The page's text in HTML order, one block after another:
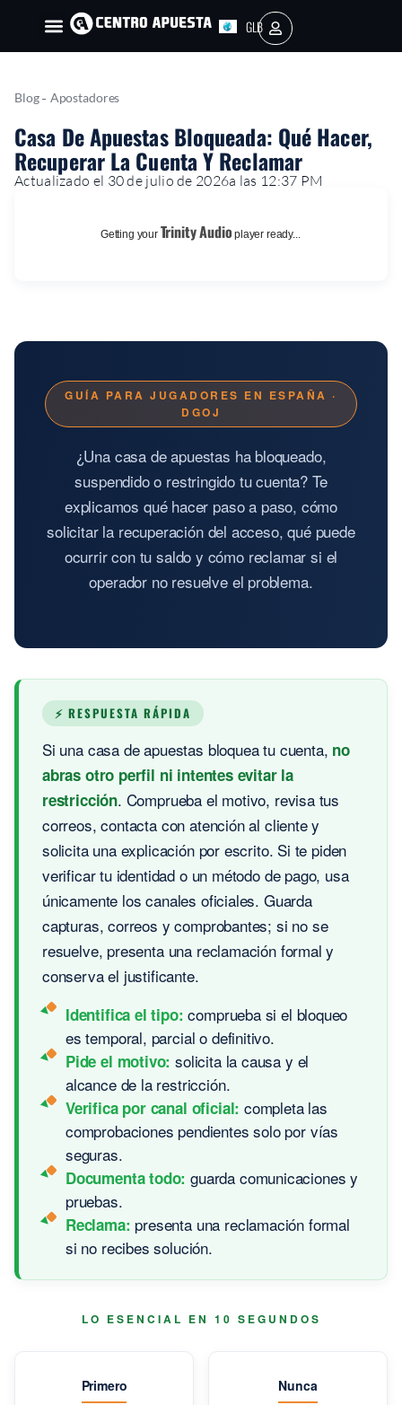
GLB
AR
Blog - Apostadores
Casa De Apuestas Bloqueada: Qué Hacer,
Recuperar La Cuenta Y Reclamar
Actualizado el 30 de julio de 2026a las 12:37 PM
Getting your Trinity Audio player ready...
GUÍA PARA JUGADORES EN ESPAÑA ·
DGOJ
¿Una casa de apuestas ha bloqueado,
suspendido o restringido tu cuenta? Te
explicamos qué hacer paso a paso, cómo
solicitar la recuperación del acceso, qué puede
ocurrir con tu saldo y cómo reclamar si el
operador no resuelve el problema.
⚡ RESPUESTA RÁPIDA
Si una casa de apuestas bloquea tu cuenta, no
abras otro perfil ni intentes evitar la
restricción. Comprueba el motivo, revisa tus
correos, contacta con atención al cliente y
solicita una explicación por escrito. Si te piden
verificar tu identidad o un método de pago, usa
únicamente los canales oficiales. Guarda
capturas, correos y comprobantes; si no se
resuelve, presenta una reclamación formal y
conserva el justificante.
Identifica el tipo: comprueba si el bloqueo
es temporal, parcial o definitivo.
Pide el motivo: solicita la causa y el
alcance de la restricción.
Verifica por canal oficial: completa las
comprobaciones pendientes solo por vías
seguras.
Documenta todo: guarda comunicaciones y
pruebas.
Reclama: presenta una reclamación formal
si no recibes solución.
LO ESENCIAL EN 10 SEGUNDOS
Primero Nunca